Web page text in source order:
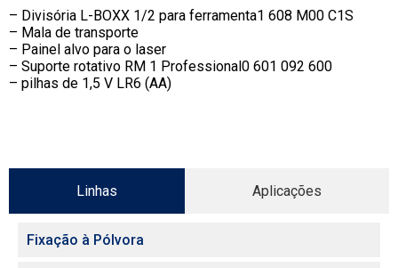
– Divisória L-BOXX 1/2 para ferramenta1 608 M00 C1S
– Mala de transporte
– Painel alvo para o laser
– Suporte rotativo RM 1 Professional0 601 092 600
– pilhas de 1,5 V LR6 (AA)
Linhas Aplicações
Fixação à Pólvora